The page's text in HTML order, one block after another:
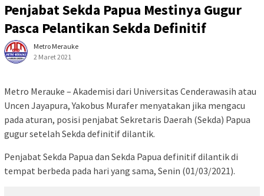
Penjabat Sekda Papua Mestinya Gugur
Pasca Pelantikan Sekda Definitif
Metro Merauke
2 Maret 2021
Metro Merauke – Akademisi dari Universitas Cenderawasih atau
Uncen Jayapura, Yakobus Murafer menyatakan jika mengacu
pada aturan, posisi penjabat Sekretaris Daerah (Sekda) Papua
gugur setelah Sekda definitif dilantik.
Penjabat Sekda Papua dan Sekda Papua definitif dilantik di
tempat berbeda pada hari yang sama, Senin (01/03/2021).